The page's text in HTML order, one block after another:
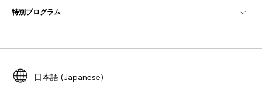
ArcGIS Online
開発者向けテクノロジー
ユーザー調査およびテスト
Esri Young Professionals Network
ロケーション インテリジェンス
トレーニング
ArcUser
Esri について
採用情報
特別プログラム
ArcGIS for Student Use
日本語 (Japanese)